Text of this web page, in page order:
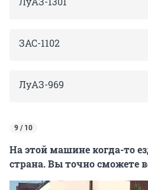
ЗАС-1102
ЛуАЗ-969
9 / 10
На этой машине когда-то
страна. Вы точно сможете